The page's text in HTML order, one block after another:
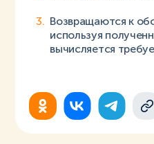
Возвращаются к
используя
вычисляется